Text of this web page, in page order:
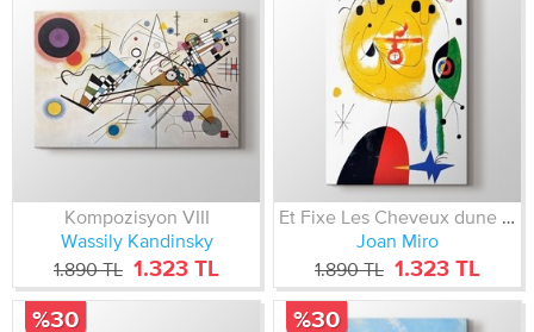
Kompozisyon VIII
Wassily Kandinsky
1.890 TL 1.323 TL
Joan Miro
1.890 TL 1.323 TL
%30 %30